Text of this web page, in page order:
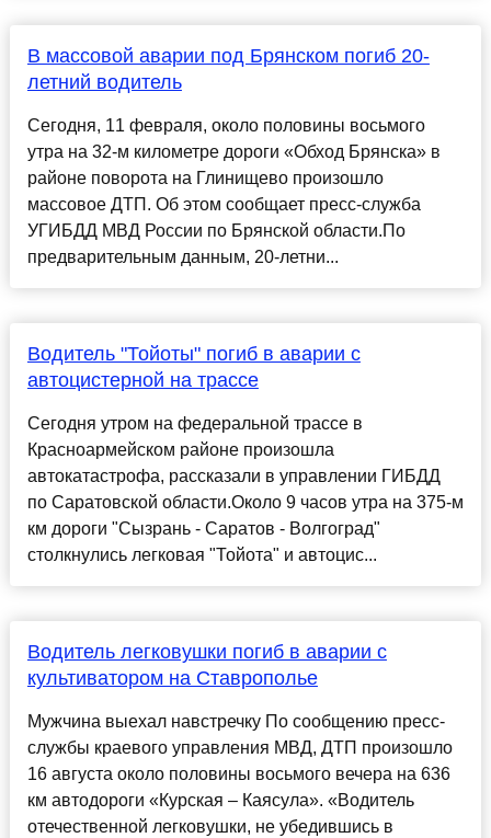
В массовой аварии под Брянском погиб 20-
летний водитель
Сегодня, 11 февраля, около половины восьмого
утра на 32-м километре дороги «Обход Брянска» в
районе поворота на Глинищево произошло
массовое ДТП. Об этом сообщает пресс-служба
УГИБДД МВД России по Брянской области.По
предварительным данным, 20-летни...
Водитель "Тойоты" погиб в аварии с
автоцистерной на трассе
Сегодня утром на федеральной трассе в
Красноармейском районе произошла
автокатастрофа, рассказали в управлении ГИБДД
по Саратовской области.Около 9 часов утра на 375-м
км дороги "Сызрань - Саратов - Волгоград"
столкнулись легковая "Тойота" и автоцис...
Водитель легковушки погиб в аварии с
культиватором на Ставрополье
Мужчина выехал навстречку По сообщению пресс-
службы краевого управления МВД, ДТП произошло
16 августа около половины восьмого вечера на 636
км автодороги «Курская – Каясула». «Водитель
отечественной легковушки, не убедившись в